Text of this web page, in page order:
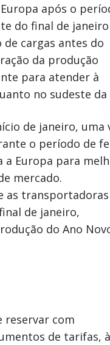
após o
do final de
cargas antes do
da produção
para atender à
no sudeste da
de janeiro, uma
o período de
a Europa para
mercado.
as transportadoras
de janeiro,
do Ano
reservar com
de tarifas, à